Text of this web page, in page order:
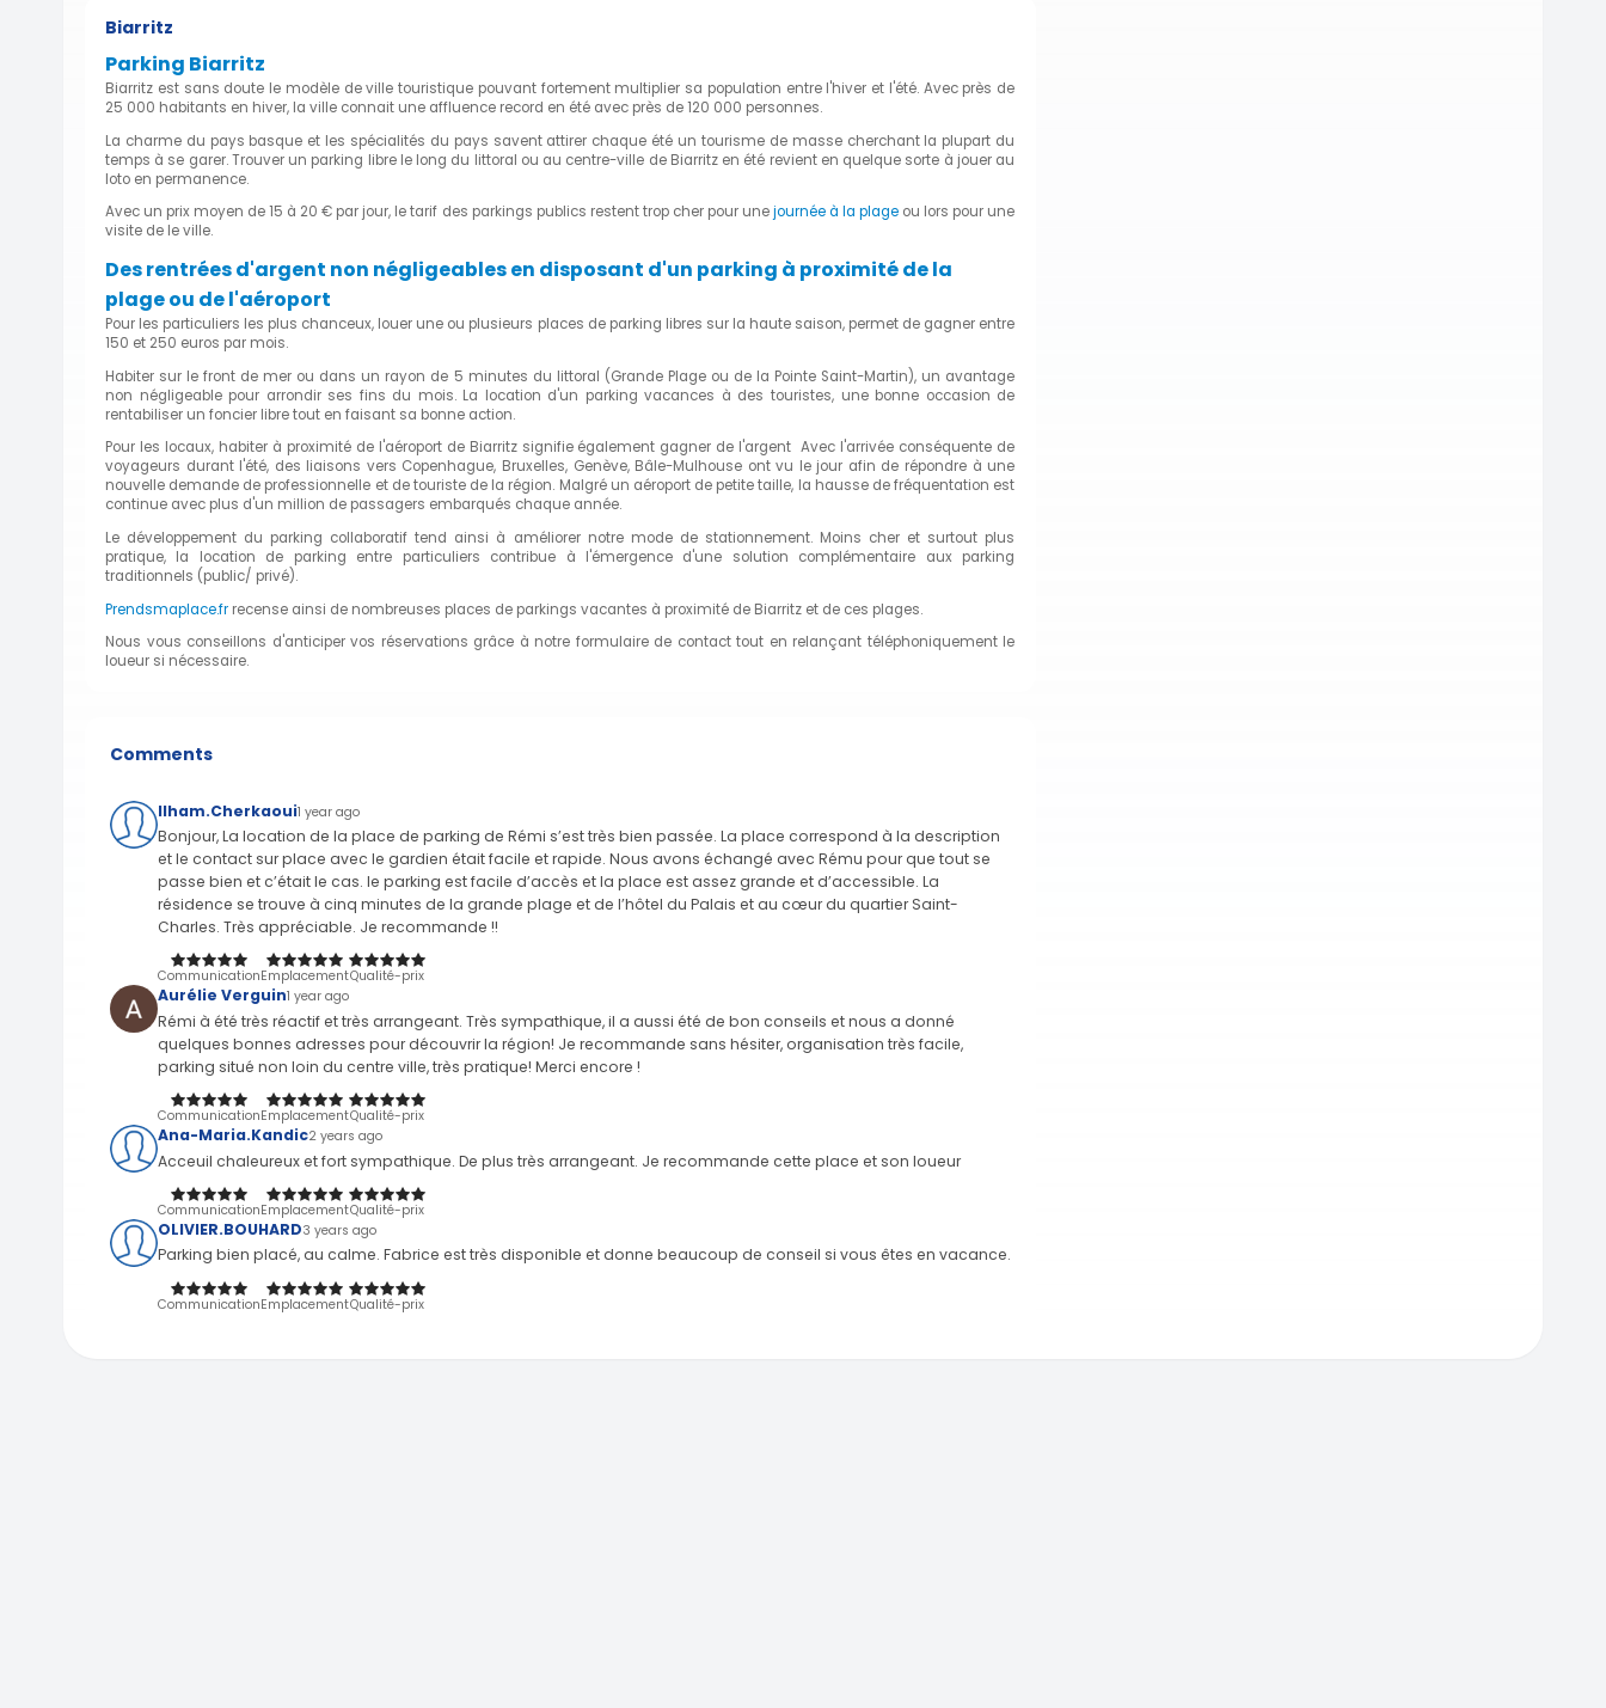
Biarritz
Parking Biarritz
Biarritz est sans doute le modèle de ville touristique pouvant fortement multiplier sa population entre l'hiver et l'été. Avec près de
25 000 habitants en hiver, la ville connait une affluence record en été avec près de 120 000 personnes.
La charme du pays basque et les spécialités du pays savent attirer chaque été un tourisme de masse cherchant la plupart du
temps à se garer. Trouver un parking libre le long du littoral ou au centre-ville de Biarritz en été revient en quelque sorte à jouer au
loto en permanence.
Avec un prix moyen de 15 à 20 € par jour, le tarif des parkings publics restent trop cher pour unejournée à la plageou lors pour une
visite de le ville.
Des rentrées d'argent non négligeables en disposant d'un parking à proximité de la
plage ou de l'aéroport
Pour les particuliers les plus chanceux, louer une ou plusieurs places de parking libres sur la haute saison, permet de gagner entre
150 et 250 euros par mois.
Habiter sur le front de mer ou dans un rayon de 5 minutes du littoral (Grande Plage ou de la Pointe Saint-Martin), un avantage
non négligeable pour arrondir ses fins du mois. La location d'un parking vacances à des touristes, une bonne occasion de
rentabiliser un foncier libre tout en faisant sa bonne action.
Pour les locaux, habiter à proximité de l'aéroport de Biarritz signifie également gagner de l'argent Avec l'arrivée conséquente de
voyageurs durant l'été, des liaisons vers Copenhague, Bruxelles, Genève, Bâle-Mulhouse ont vu le jour afin de répondre à une
nouvelle demande de professionnelle et de touriste de la région. Malgré un aéroport de petite taille, la hausse de fréquentation est
continue avec plus d'un million de passagers embarqués chaque année.
Le développement du parking collaboratif tend ainsi à améliorer notre mode de stationnement. Moins cher et surtout plus
pratique, la location de parking entre particuliers contribue à l'émergence d'une solution complémentaire aux parking
traditionnels (public/ privé).
Prendsmaplace.fr recense ainsi de nombreuses places de parkings vacantes à proximité de Biarritz et de ces plages.
Nous vous conseillons d'anticiper vos réservations grâce à notre formulaire de contact tout en relançant téléphoniquement le
loueur si nécessaire.
Comments
Ilham.Cherkaoui1 year ago
Bonjour, La location de la place de parking de Rémi s’est très bien passée. La place correspond à la description
et le contact sur place avec le gardien était facile et rapide. Nous avons échangé avec Rému pour que tout se
passe bien et c’était le cas. le parking est facile d’accès et la place est assez grande et d’accessible. La
résidence se trouve à cinq minutes de la grande plage et de l’hôtel du Palais et au cœur du quartier Saint-
Charles. Très appréciable. Je recommande !!
CommunicationEmplacementQualité-prix
Aurélie Verguin1 year ago
Rémi à été très réactif et très arrangeant. Très sympathique, il a aussi été de bon conseils et nous a donné
quelques bonnes adresses pour découvrir la région! Je recommande sans hésiter, organisation très facile,
parking situé non loin du centre ville, très pratique! Merci encore !
CommunicationEmplacementQualité-prix
Ana-Maria.Kandic2 years ago
Acceuil chaleureux et fort sympathique. De plus très arrangeant. Je recommande cette place et son loueur
CommunicationEmplacementQualité-prix
OLIVIER.BOUHARD3 years ago
Parking bien placé, au calme. Fabrice est très disponible et donne beaucoup de conseil si vous êtes en vacance.
CommunicationEmplacementQualité-prix